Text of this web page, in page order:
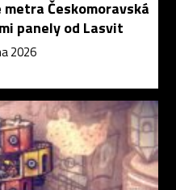
Českomoravská
panely od Lasvit
2026